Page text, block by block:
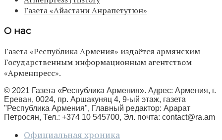
Газета «Айастани Анрапетутюн»
О нас
Газета «Республика Армения» издаётся армянским
Государственным информационным агентством
«Арменпресс».
© 2021 Газета «Республика Армения». Адрес: Армения, г.
Ереван, 0024, пр. Аршакуняц 4, 9-ый этаж, газета
"Республика Армения", Главный редактор: Арарат
Петросян, Тел.: +374 10 545700, Эл. почта: contact@ra.am
Официальная хроника